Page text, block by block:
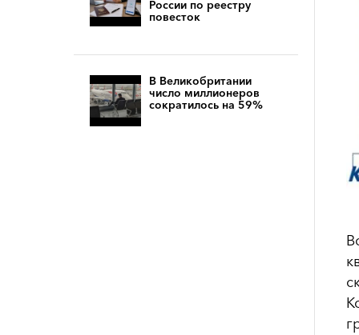
России по реестру
повесток
В Великобритании
число миллионеров
сократилось на 59%